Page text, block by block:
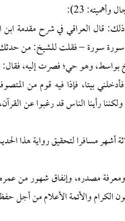
23):
قال العراقي في شرح مقدمة
سورة – فقلت للشيخ: من
وهو حي؛ فصرت إليه، فقال:
بيتا، فإذا فيه قوم من
رأينا الناس قد رغبوا عن
مسافرا لتحقيق رواية هذا
ومعرفة مصدره، وإنفاق شهور من
الكرام والأئمة الأعلام من أجل